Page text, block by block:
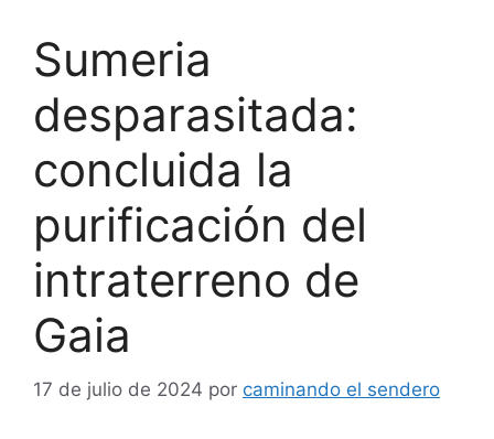
Sumeria
desparasitada:
concluida la
purificación del
intraterreno de
Gaia
17 de julio de 2024 por caminando el sendero